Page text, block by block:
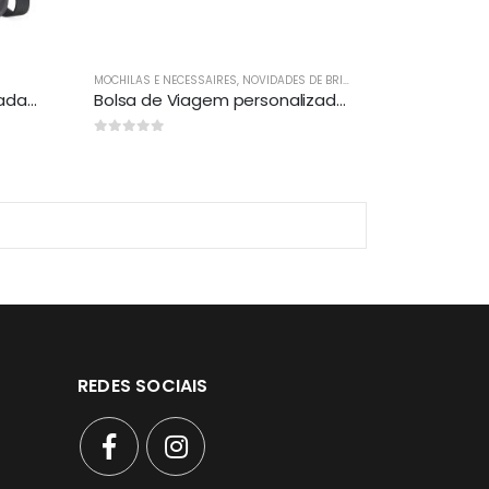
Bolsa de ombro personalizada com logo
MOCHILAS E NECESSAIRES, NOVIDADES DE BRINDES
Bolsa de Viagem personalizada para brinde
REDES SOCIAIS